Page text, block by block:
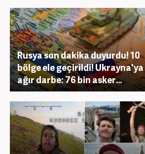
Rusya son dakika duyurdu! 10
bölge ele geçirildi! Ukrayna'ya
ağır darbe: 76 bin asker...